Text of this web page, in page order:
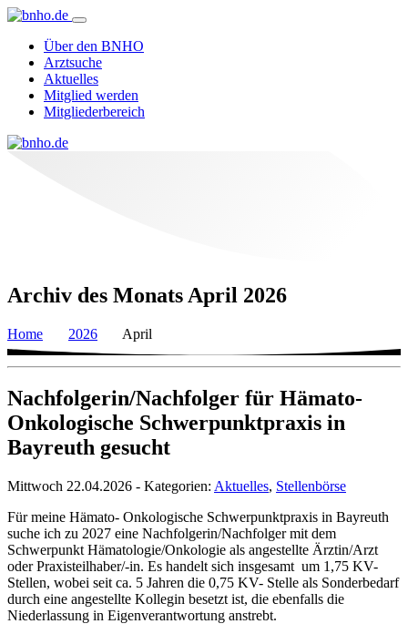
Über den BNHO
Arztsuche
Aktuelles
Mitglied werden
Mitgliederbereich
Archiv des Monats April 2026
Home 2026 April
Nachfolgerin/Nachfolger für Hämato-
Onkologische Schwerpunktpraxis in
Bayreuth gesucht
Mittwoch 22.04.2026 - Kategorien: Aktuelles, Stellenbörse
Für meine Hämato- Onkologische Schwerpunktpraxis in Bayreuth
suche ich zu 2027 eine Nachfolgerin/Nachfolger mit dem
Schwerpunkt Hämatologie/Onkologie als angestellte Ärztin/Arzt
oder Praxisteilhaber/-in. Es handelt sich insgesamt um 1,75 KV-
Stellen, wobei seit ca. 5 Jahren die 0,75 KV- Stelle als Sonderbedarf
durch eine angestellte Kollegin besetzt ist, die ebenfalls die
Niederlassung in Eigenverantwortung anstrebt.